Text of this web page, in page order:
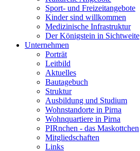
Sport- und Freizeitangebote
Kinder sind willkommen
Medizinische Infrastruktur
Der Königstein in Sichtweite
Unternehmen
Porträt
Leitbild
Aktuelles
Bautagebuch
Struktur
Ausbildung und Studium
Wohnstandorte in Pirna
Wohnquartiere in Pirna
PIRnchen - das Maskottchen
Mitgliedschaften
Links